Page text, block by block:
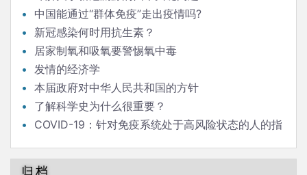
中国能通过“群体免疫”走出疫情吗?
新冠感染何时用抗生素？
居家制氧和吸氧要警惕氧中毒
发情的经济学
本届政府对中华人民共和国的方针
了解科学史为什么很重要？
COVID-19：针对免疫系统处于高风险状态的人的指
归档